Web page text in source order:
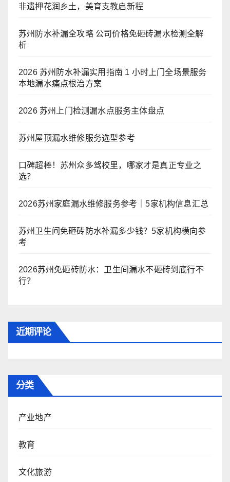
非遗押花润乡土，美育支教启新程
苏州防水补漏全攻略 公司价格免砸砖漏水检测全解
析
2026 苏州防水补漏实用指南 1 小时上门全场景服务
本地漏水痛点根治方案
2026 苏州上门检测漏水点服务主体盘点
苏州屋顶漏水维修服务选型参考
口碑超棒！苏州众多驾校里，哪家才是真正专业之
选？
2026苏州家庭漏水维修服务参考｜5家机构信息汇总
苏州卫生间免砸砖防水补漏多少钱？5家机构横向参
考
2026苏州免砸砖防水：卫生间漏水不砸砖到底行不
行？
近期评论
分类
产业地产
教育
文化旅游